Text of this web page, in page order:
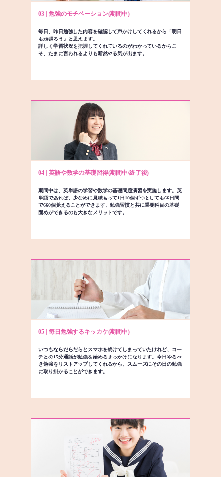
03 | 勉強のモチベーション(期間中)
毎日、昨日勉強した内容を確認して声かけしてくれるから「明日
も頑張ろう」と思えます。
詳しく学習状況を把握してくれているのがわかっているからこ
そ、たまに言われるよりも断然やる気が出ます。
04 | 英語や数学の基礎習得(期間中/終了後)
期間中は、英単語の学習や数学の基礎問題演習を実施します。英
単語であれば、少なめに見積もって1日10個ずつとしても66日間
で660個覚えることができます。勉強習慣と共に重要科目の基礎
固めができるのも大きなメリットです。
05 | 毎日勉強するキッカケ(期間中)
いつもならだらだらとスマホを続けてしまっていたけれど、コー
チとの15分通話が勉強を始めるきっかけになります。今日やるべ
き勉強をリストアップしてくれるから、スムーズにその日の勉強
に取り掛かることができます。